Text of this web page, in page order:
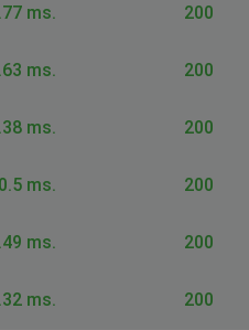
deliveroo
deliveroo
deliveroo
ms. 200
ms. 200
ms. 200
0.5 ms. 200
ms. 200
ms. 200